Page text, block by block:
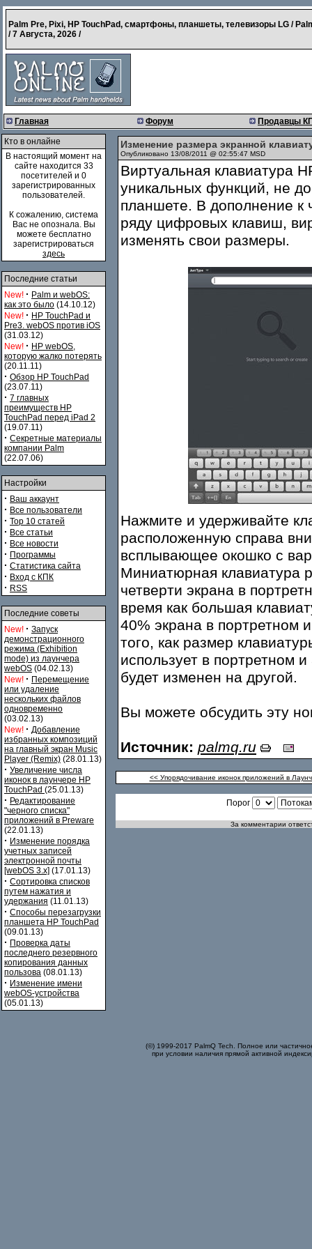
Palm Pre, Pixi, HP TouchPad, смартфоны, планшеты, телевизоры LG /
/7 Августа, 2026 /
Главная Форум Продавцы
Кто в онлайне
В настоящий момент на
сайте находится 33
посетителей и 0
зарегистрированных
пользователей.
К сожалению, система
Вас не опознала. Вы
можете бесплатно
зарегистрироваться
здесь
Последние статьи
New! · Palm и webOS:
как это было (14.10.12)
New! · HP TouchPad и
Pre3. webOS против iOS
(31.03.12)
New! · HP webOS,
которую жалко потерять
(20.11.11)
· Обзор HP TouchPad
(23.07.11)
· 7 главных
преимуществ HP
TouchPad перед iPad 2
(19.07.11)
· Секретные материалы
компании Palm
(22.07.06)
Настройки
· Ваш аккаунт
· Все пользователи
· Top 10 статей
· Все статьи
· Все новости
· Программы
· Статистика сайта
· Вход с КПК
· RSS
Последние советы
New! · Запуск
демонстрационного
режима (Exhibition
mode) из лаунчера
webOS (04.02.13)
New! · Перемещение
или удаление
нескольких файлов
одновременно
(03.02.13)
New! · Добавление
избранных композиций
на главный экран Music
Player (Remix) (28.01.13)
· Увеличение числа
иконок в лаунчере HP
TouchPad (25.01.13)
· Редактирование
"черного списка"
приложений в Preware
(22.01.13)
· Изменение порядка
учетных записей
электронной почты
[webOS 3.x] (17.01.13)
· Сортировка списков
путем нажатия и
удержания (11.01.13)
· Способы перезагрузки
планшета HP TouchPad
(09.01.13)
· Проверка даты
последнего резервного
копирования данных
пользова (08.01.13)
· Изменение имени
webOS-устройства
(05.01.13)
Изменение размера экранной
Опубликовано 13/08/2011 @ 02:55:47 MSD
Виртуальная клавиатура
уникальных функций, не
планшете. В дополнение к
ряду цифровых клавиш,
изменять свои размеры.
Нажмите и удерживайте
расположенную справа
всплывающее окошко с
Миниатюрная клавиатура
четверти экрана в
время как большая
40% экрана в портретном
того, как размер
использует в портретном
будет изменен на другой.
Вы можете обсудить эту
Источник: palmq.ru
<< Упорядочивание иконок приложений в
Порог
За комментарии
(©) 1999-2017 PalmQ Tech. Полное или
при условии наличия прямой активной